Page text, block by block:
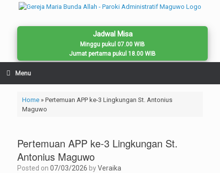
Jadwal Misa
Minggu pukul 07.00 WIB
Jumat pertama pukul 18.00 WIB
Menu
Home» Pertemuan APP ke-3 Lingkungan St. Antonius
Maguwo
Pertemuan APP ke-3 Lingkungan St.
Antonius Maguwo
Posted on 07/03/2026 byVeraika